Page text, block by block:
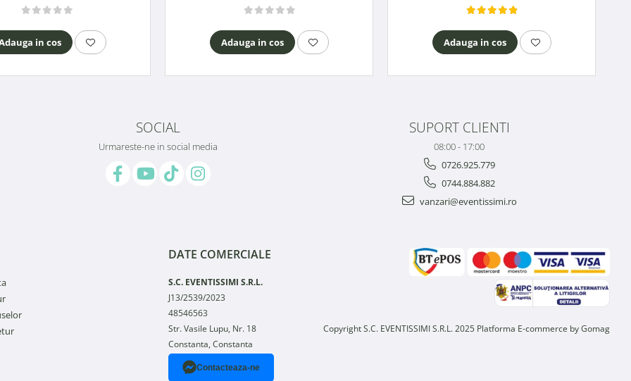
in cos Adauga in cos Adauga in cos
SOCIAL
Urmareste-ne in social media
SUPORT CLIENTI
08:00 - 17:00
0726.925.779
0744.884.882
vanzari@eventissimi.ro
DATE COMERCIALE
S.C. EVENTISSIMI S.R.L.
J13/2539/2023
48546563
Str. Vasile Lupu, Nr. 18
Constanta, Constanta
Contacteaza-ne
Copyright S.C. EVENTISSIMI S.R.L. 2025 Platforma E-commerce by Gomag